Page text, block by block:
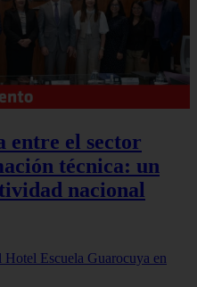
entre el sector
técnica: un
nacional